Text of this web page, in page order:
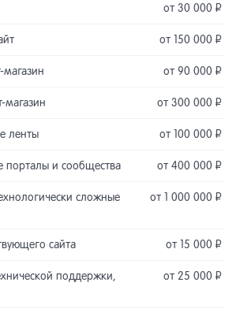
от 30 000 Р
от 150 000 Р
магазин от 90 000 Р
магазин от 300 000 Р
ленты от 100 000 Р
и сообщества от 400 000 Р
сложные
от 1 000 000 Р
сайта от 15 000 Р
поддержки,
от 25 000 Р